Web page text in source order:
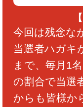
今回は残念な
当選者ハガキ
まで、毎月1
の割合で当選
からも皆様か